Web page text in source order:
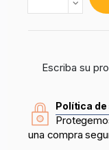
Escriba su
Política
una compra